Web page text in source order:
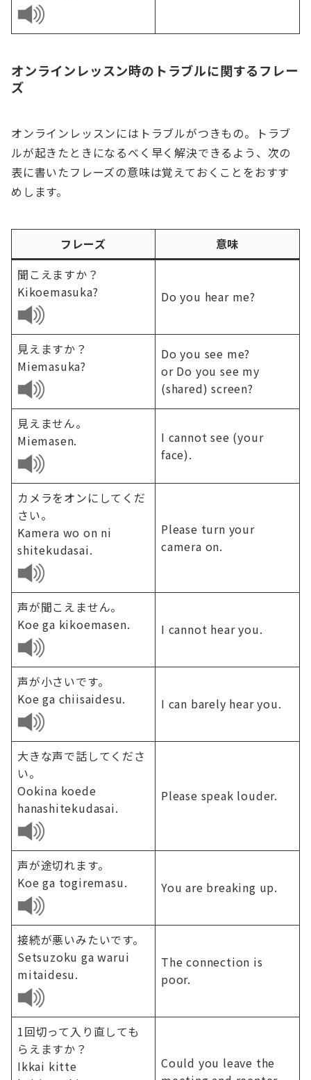
オンラインレッスン時のトラブルに関するフレー
ズ
オンラインレッスンにはトラブルがつきもの。トラブ
ルが起きたときになるべく早く解決できるよう、次の
表に書いたフレーズの意味は覚えておくことをおすす
めします。
フレーズ
意味
聞こえますか？
Kikoemasuka?
Do you hear me?
見えますか？
Miemasuka?
Do you see me?
or Do you see my
(shared) screen?
見えません。
Miemasen.
I cannot see (your
face).
カメラをオンにしてくだ
さい。
Kamera wo on ni
shitekudasai.
Please turn your
camera on.
声が聞こえません。
Koe ga kikoemasen.
I cannot hear you.
声が小さいです。
Koe ga chiisaidesu.
I can barely hear you.
大きな声で話してくださ
い。
Ookina koede
hanashitekudasai.
Please speak louder.
声が途切れます。
Koe ga togiremasu.
You are breaking up.
接続が悪いみたいです。
Setsuzoku ga warui
mitaidesu.
The connection is
poor.
1回切って入り直しても
らえますか？
Ikkai kitte
Could you leave the